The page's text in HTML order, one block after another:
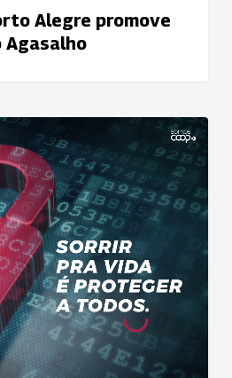
Alegre promove
Agasalho